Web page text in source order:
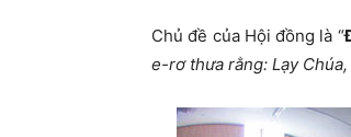
Chủ đề của Hội đồng là “
e-rơ thưa rằng: Lạy